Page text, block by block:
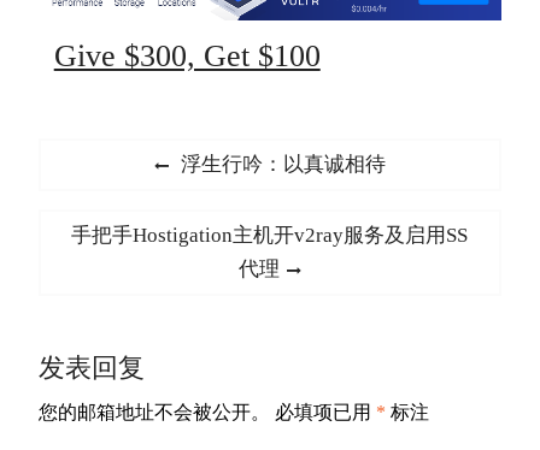
Give $300, Get $100
Previous
浮生行吟：以真诚相待
Next
手把手Hostigation主机开v2ray服务及启用SS
代理
发表回复
您的邮箱地址不会被公开。 必填项已用 * 标注